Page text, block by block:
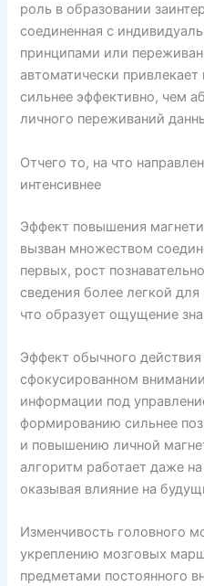
роль в образовании
соединенная с
принципами или
автоматически
сильнее эффективно, чем
личного переживаний
Отчего то, на что
интенсивнее
Эффект повышения
вызван множеством
первых, рост
сведения более легкой
что образует ощущение
Эффект обычного действия
сфокусированном
информации под
формированию сильнее
и повышению личной
алгоритм работает даже
оказывая влияние на
Изменчивость головного
укреплению мозговых
предметами постоянного